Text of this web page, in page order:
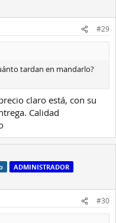
#29
tardan en mandarlo?
claro está, con su
Calidad
ADMINISTRADOR
#30